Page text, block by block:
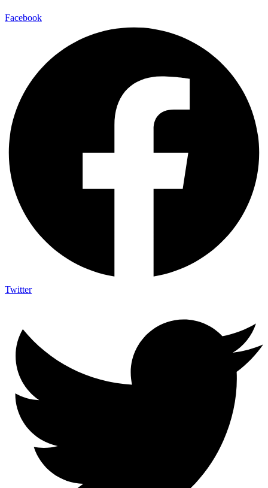
Facebook
Twitter